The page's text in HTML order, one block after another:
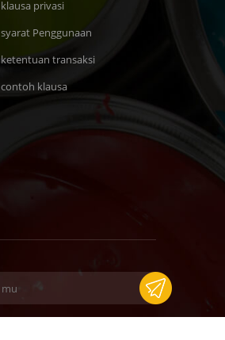
klausa privasi
syarat Penggunaan
ketentuan transaksi
contoh klausa